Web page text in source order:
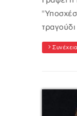
Συνέχεια